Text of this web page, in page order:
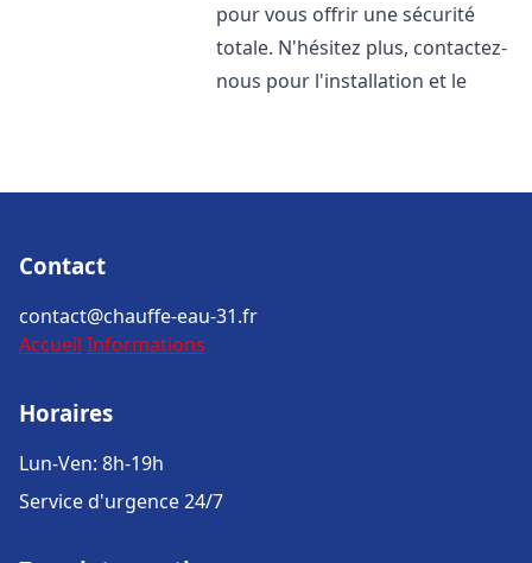
pour vous offrir une sécurité
totale. N'hésitez plus, contactez-
nous pour l'installation et le
Contact
contact@chauffe-eau-31.fr
Accueil Informations
Horaires
Lun-Ven: 8h-19h
Service d'urgence 24/7